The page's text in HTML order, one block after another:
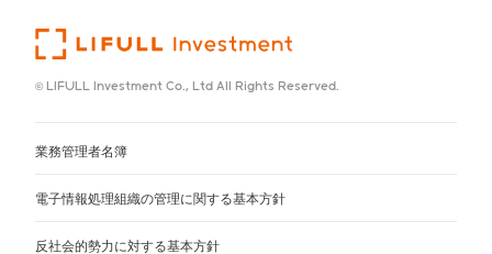
© LIFULL Investment Co., Ltd All Rights Reserved.
業務管理者名簿
電子情報処理組織の管理に関する基本方針
反社会的勢力に対する基本方針